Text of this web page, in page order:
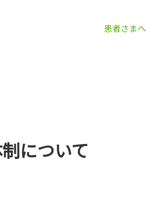
患者さまへ
について